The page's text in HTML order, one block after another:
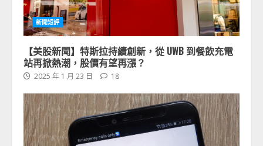
新聞短評
【美股新聞】特斯拉持續創新，從 UWB 到餐飲充電
站再掀熱潮，股價有望再漲？
2025 年 1 月 23 日 18